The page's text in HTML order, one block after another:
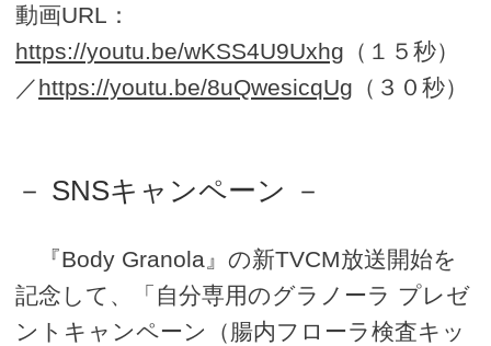
動画URL：
https://youtu.be/wKSS4U9Uxhg （１５秒）
／https://youtu.be/8uQwesicqUg （３０秒）
－ SNSキャンペーン －
『Body Granola』の新TVCM放送開始を
記念して、「自分専用のグラノーラ プレゼ
ントキャンペーン（腸内フローラ検査キッ